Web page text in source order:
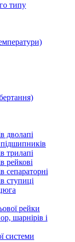
типу
дволапі
підшипників
трилапі
рейкові
сепараторні
ступиці
рейки
шарнірів і
системи